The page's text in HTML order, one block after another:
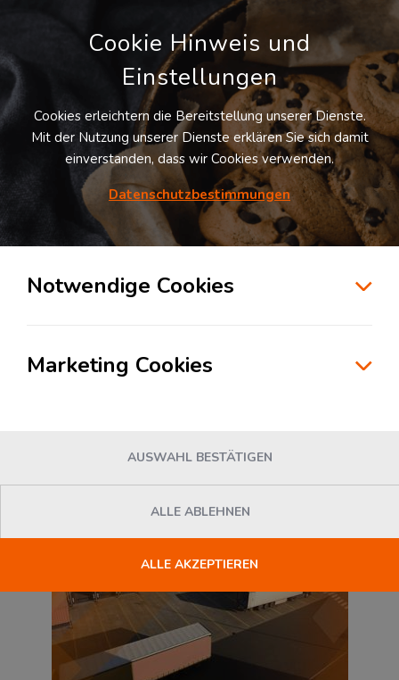
Möchten Sie diesen Suchauftrag
speichern und automatisch über neue
Standorte informiert werden?
in der Branche Konsumgüterindustrie in
Cookie Hinweis und
Einstellungen
Cookies erleichtern die Bereitstellung unserer Dienste.
Mit der Nutzung unserer Dienste erklären Sie sich damit
einverstanden, dass wir Cookies verwenden.
Datenschutzbestimmungen
Notwendige Cookies
Marketing Cookies
AUSWAHL BESTÄTIGEN
ALLE ABLEHNEN
ALLE AKZEPTIEREN